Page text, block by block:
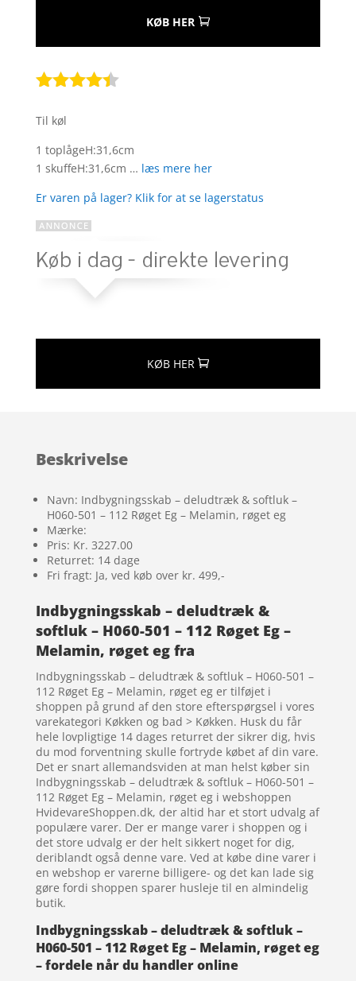
KØB HER
som
baseret
på
mmelser
Til køl
1 toplågeH:31,6cm
1 skuffeH:31,6cm … læs mere her
Er varen på lager? Klik for at se lagerstatus
KØB HER
Beskrivelse
Navn: Indbygningsskab – deludtræk & softluk –
H060-501 – 112 Røget Eg – Melamin, røget eg
Mærke:
Pris: Kr. 3227.00
Returret: 14 dage
Fri fragt: Ja, ved køb over kr. 499,-
Indbygningsskab – deludtræk &
softluk – H060-501 – 112 Røget Eg –
Melamin, røget eg fra
Indbygningsskab – deludtræk & softluk – H060-501 –
112 Røget Eg – Melamin, røget eg er tilføjet i
shoppen på grund af den store efterspørgsel i vores
varekategori Køkken og bad > Køkken. Husk du får
hele lovpligtige 14 dages returret der sikrer dig, hvis
du mod forventning skulle fortryde købet af din vare.
Det er snart allemandsviden at man helst køber sin
Indbygningsskab – deludtræk & softluk – H060-501 –
112 Røget Eg – Melamin, røget eg i webshoppen
HvidevareShoppen.dk, der altid har et stort udvalg af
populære varer. Der er mange varer i shoppen og i
det store udvalg er der helt sikkert noget for dig,
deriblandt også denne vare. Ved at købe dine varer i
en webshop er varerne billigere- og det kan lade sig
gøre fordi shoppen sparer husleje til en almindelig
butik.
Indbygningsskab – deludtræk & softluk –
H060-501 – 112 Røget Eg – Melamin, røget eg
– fordele når du handler online